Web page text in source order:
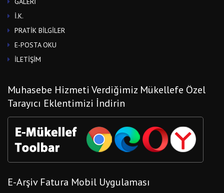
İ.K.
PRATİK BİLGİLER
E-POSTA OKU
İLETİŞİM
Muhasebe Hizmeti Verdiğimiz Mükellefe Özel
Tarayıcı Eklentimizi İndirin
E-Arşiv Fatura Mobil Uygulaması